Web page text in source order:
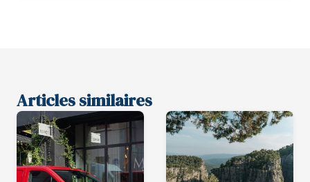
Articles similaires